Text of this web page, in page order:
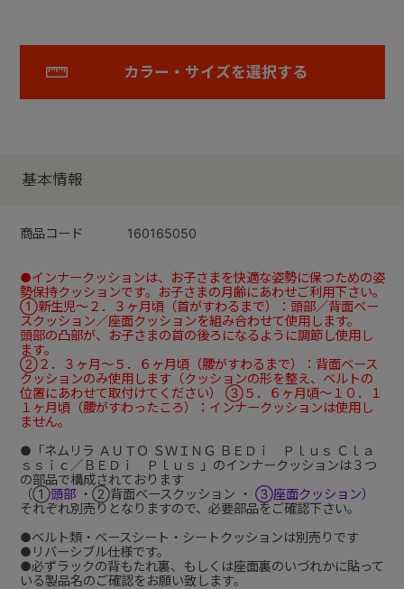
カラー・サイズを選択する
基本情報
商品コード 160165050
●インナークッションは、お子さまを快適な姿勢に保つための姿
勢保持クッションです。お子さまの月齢にあわせご利用下さい。
①新生児～２．３ヶ月頃（首がすわるまで）：頭部／背面ベー
スクッション／座面クッションを組み合わせて使用します。
頭部の凸部が、お子さまの首の後ろになるように調節し使用し
ます。
②２．３ヶ月～５．６ヶ月頃（腰がすわるまで）：背面ベース
クッションのみ使用します（クッションの形を整え、ベルトの
位置にあわせて取付けてください） ③５．６ヶ月頃～１０．１
１ヶ月頃（腰がすわったころ）：インナークッションは使用し
ません。
●「ネムリラ ＡＵＴＯ ＳＷＩＮＧ ＢＥＤｉ Ｐｌｕｓ Ｃｌａ
ｓｓｉｃ／ＢＥＤｉ Ｐｌｕｓ 」のインナークッションは３つ
の部品で構成されております
（①頭部・②背面ベースクッション ・ ③座面クッション）
それぞれ別売りとなりますので、必要部品をご確認下さい。
●ベルト類・ベースシート・シートクッションは別売りです
●リバーシブル仕様です。
●必ずラックの背もたれ裏、もしくは座面裏のいづれかに貼って
いる製品名のご確認をお願い致します。